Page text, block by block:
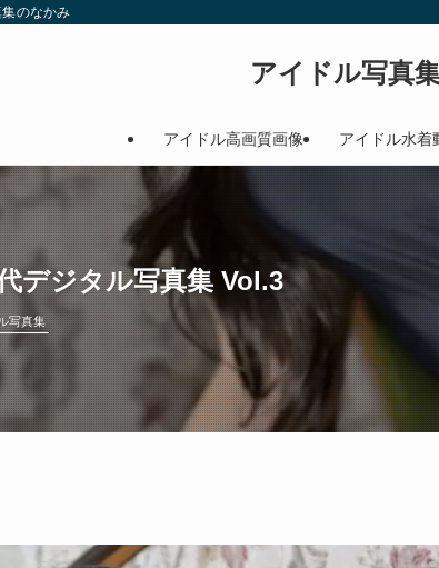
のなかみ
アイドル写真
アイドル高画質画像 アイドル水着
デジタル写真集 Vol.3
写真集